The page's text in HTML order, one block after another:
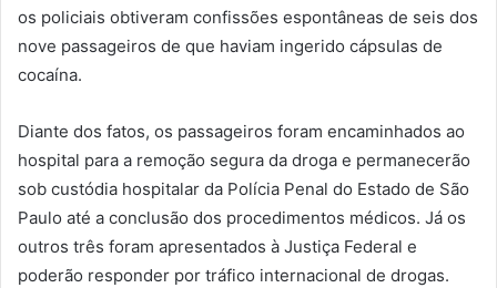
os policiais obtiveram confissões espontâneas de seis dos
nove passageiros de que haviam ingerido cápsulas de
cocaína.
Diante dos fatos, os passageiros foram encaminhados ao
hospital para a remoção segura da droga e permanecerão
sob custódia hospitalar da Polícia Penal do Estado de São
Paulo até a conclusão dos procedimentos médicos. Já os
outros três foram apresentados à Justiça Federal e
poderão responder por tráfico internacional de drogas.